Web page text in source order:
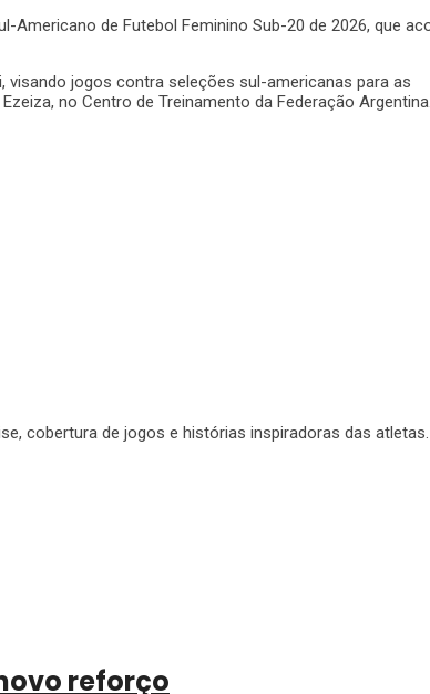
Americano de Futebol Feminino Sub-20 de 2026, que
jogos contra seleções sul-americanas para as
no Centro de Treinamento da Federação Argentina.
cobertura de jogos e histórias inspiradoras das atletas.
reforço